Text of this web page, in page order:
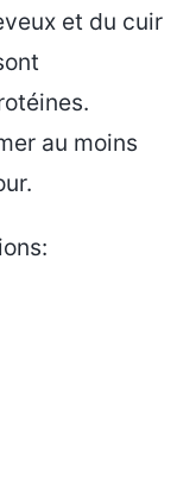
et du cuir
au moins